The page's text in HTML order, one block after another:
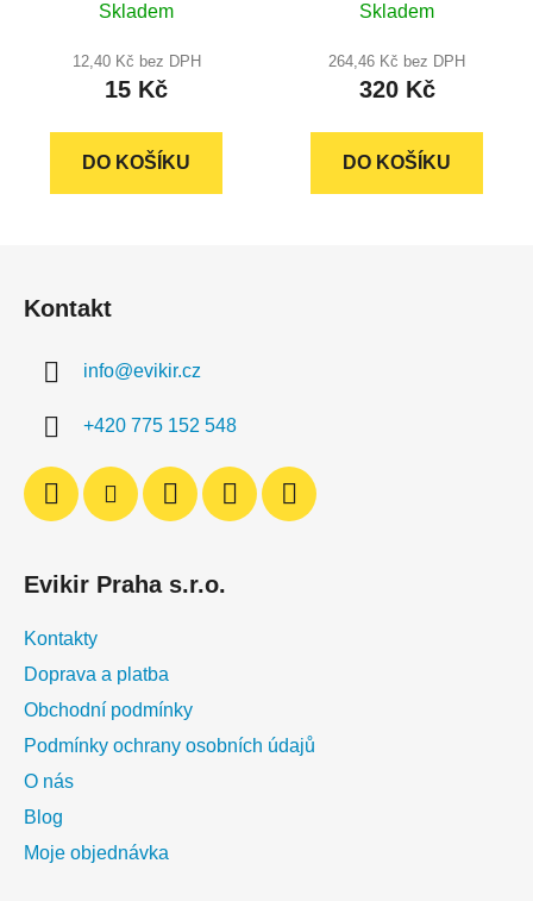
hodnocení
produktu
je
z
Skladem
12,40 Kč bez DPH
15 Kč
DO KOŠÍKU
hodnocení
produktu
je
z
Skladem
264,46 Kč bez DPH
320 Kč
DO KOŠÍKU
Kontakt
info@evikir.cz
+420 775 152 548
Evikir Praha s.r.o.
Kontakty
Doprava a platba
Obchodní podmínky
Podmínky ochrany osobních údajů
O nás
Blog
Moje objednávka